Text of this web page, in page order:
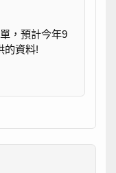
，預計今年9
的資料!